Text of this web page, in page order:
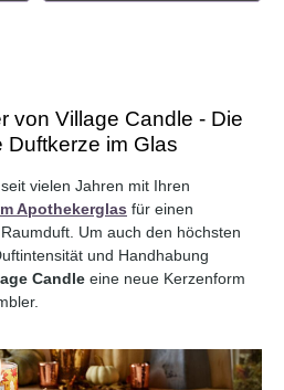
von Village Candle - Die
Duftkerze im Glas
vielen Jahren mit Ihren
Apothekerglas für einen
Um auch den höchsten
und Handhabung
Candle eine neue Kerzenform